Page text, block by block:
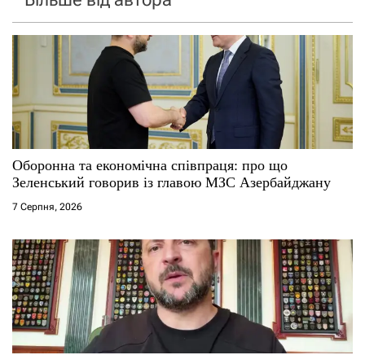
Оборонна та економічна співпраця: про що
Зеленський говорив із главою МЗС Азербайджану
7 Серпня, 2026